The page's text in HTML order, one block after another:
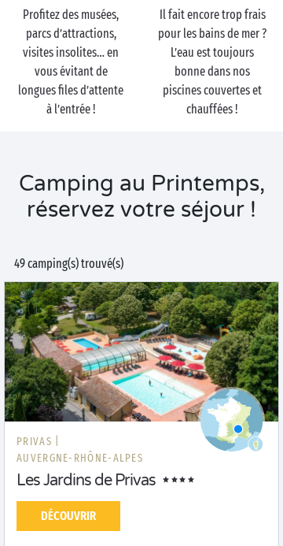
Profitez des musées,
parcs d’attractions,
visites insolites… en
vous évitant de
longues files d’attente
à l’entrée !
Il fait encore trop frais
pour les bains de mer ?
L’eau est toujours
bonne dans nos
piscines couvertes et
chauffées !
Camping au Printemps,
réservez votre séjour !
49 camping(s) trouvé(s)
PRIVAS |
AUVERGNE-RHÔNE-ALPES
Les Jardins de Privas
DÉCOUVRIR